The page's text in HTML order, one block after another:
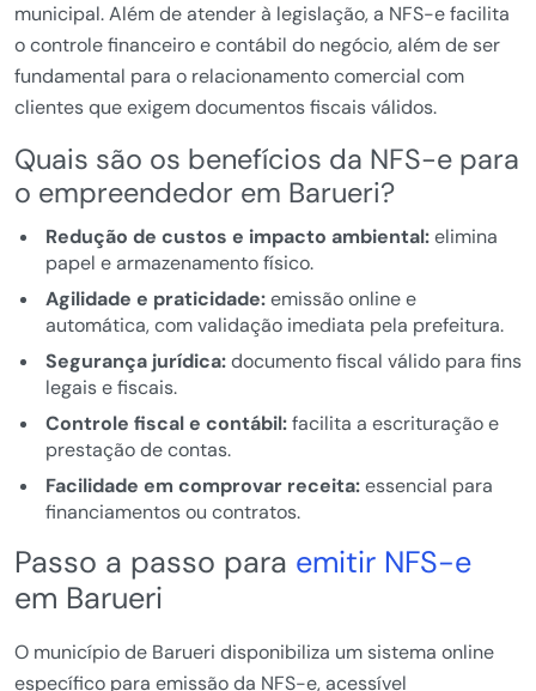
municipal. Além de atender à legislação, a NFS-e facilita
o controle financeiro e contábil do negócio, além de ser
fundamental para o relacionamento comercial com
clientes que exigem documentos fiscais válidos.
Quais são os benefícios da NFS-e para
o empreendedor em Barueri?
Redução de custos e impacto ambiental:elimina
papel e armazenamento físico.
Agilidade e praticidade:emissão online e
automática, com validação imediata pela prefeitura.
Segurança jurídica:documento fiscal válido para fins
legais e fiscais.
Controle fiscal e contábil:facilita a escrituração e
prestação de contas.
Facilidade em comprovar receita:essencial para
financiamentos ou contratos.
Passo a passo para emitir NFS-e
em Barueri
O município de Barueri disponibiliza um sistema online
específico para emissão da NFS-e, acessível